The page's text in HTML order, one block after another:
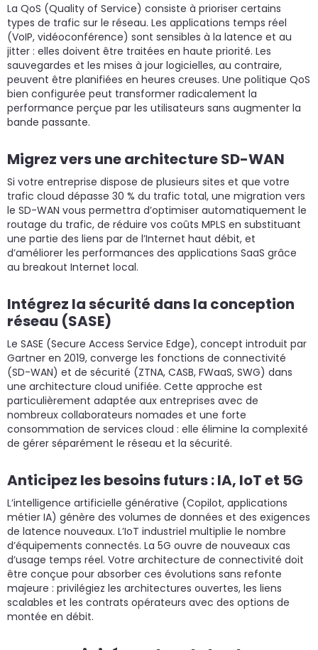
La QoS (Quality of Service) consiste à prioriser certains
types de trafic sur le réseau. Les applications temps réel
(VoIP, vidéoconférence) sont sensibles à la latence et au
jitter : elles doivent être traitées en haute priorité. Les
sauvegardes et les mises à jour logicielles, au contraire,
peuvent être planifiées en heures creuses. Une politique QoS
bien configurée peut transformer radicalement la
performance perçue par les utilisateurs sans augmenter la
bande passante.
Migrez vers une architecture SD-WAN
Si votre entreprise dispose de plusieurs sites et que votre
trafic cloud dépasse 30 % du trafic total, une migration vers
le SD-WAN vous permettra d’optimiser automatiquement le
routage du trafic, de réduire vos coûts MPLS en substituant
une partie des liens par de l’Internet haut débit, et
d’améliorer les performances des applications SaaS grâce
au breakout Internet local.
Intégrez la sécurité dans la conception
réseau (SASE)
Le SASE (Secure Access Service Edge), concept introduit par
Gartner en 2019, converge les fonctions de connectivité
(SD-WAN) et de sécurité (ZTNA, CASB, FWaaS, SWG) dans
une architecture cloud unifiée. Cette approche est
particulièrement adaptée aux entreprises avec de
nombreux collaborateurs nomades et une forte
consommation de services cloud : elle élimine la complexité
de gérer séparément le réseau et la sécurité.
Anticipez les besoins futurs : IA, IoT et 5G
L’intelligence artificielle générative (Copilot, applications
métier IA) génère des volumes de données et des exigences
de latence nouveaux. L’IoT industriel multiplie le nombre
d’équipements connectés. La 5G ouvre de nouveaux cas
d’usage temps réel. Votre architecture de connectivité doit
être conçue pour absorber ces évolutions sans refonte
majeure : privilégiez les architectures ouvertes, les liens
scalables et les contrats opérateurs avec des options de
montée en débit.